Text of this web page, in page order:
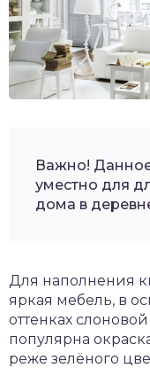
Важно!
уместно для
дома в
Для наполнения
яркая мебель, в
оттенках
популярна
реже зелёного